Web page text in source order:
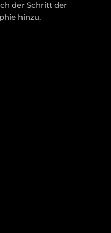
der Schritt der
hinzu.